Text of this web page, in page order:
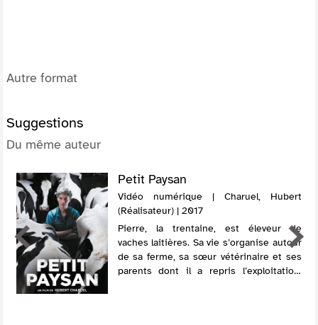
Autre format
Suggestions
Du même auteur
Petit Paysan
Vidéo numérique | Charuel, Hubert
(Réalisateur) | 2017
Pierre, la trentaine, est éleveur de
vaches laitières. Sa vie s’organise autour
de sa ferme, sa sœur vétérinaire et ses
parents dont il a repris l’exploitation.